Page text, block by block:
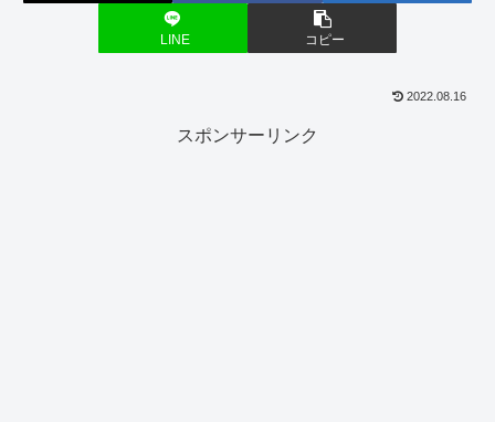
LINE コピー
2022.08.16
スポンサーリンク